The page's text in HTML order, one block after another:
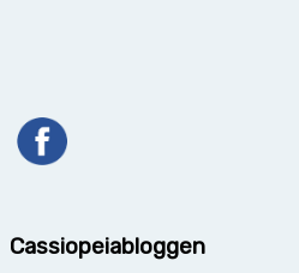
Cassiopeiabloggen